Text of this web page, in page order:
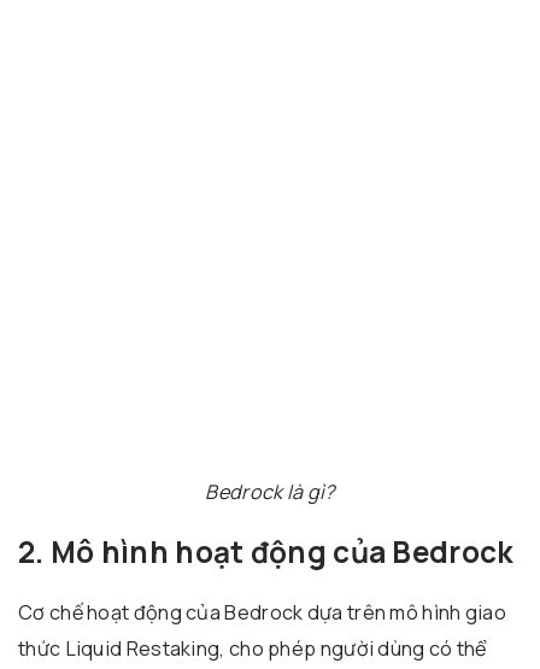
Bedrock là gì?
2. Mô hình hoạt động của Bedrock
Cơ chế hoạt động của Bedrock dựa trên mô hình giao
thức Liquid Restaking, cho phép người dùng có thể